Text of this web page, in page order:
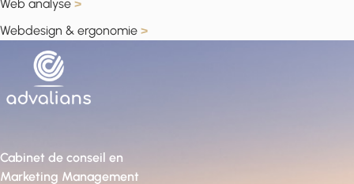
Web analyse >
Webdesign & ergonomie >
Cabinet de conseil en
Marketing Management